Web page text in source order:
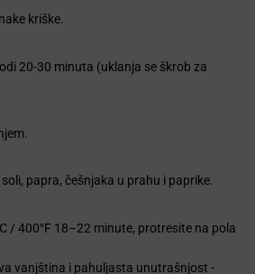
kriške.
20-30 minuta (uklanja se škrob za
papra, češnjaka u prahu i paprike.
/ 400°F 18–22 minute, protresite na pola
vanjština i pahuljasta unutrašnjost -